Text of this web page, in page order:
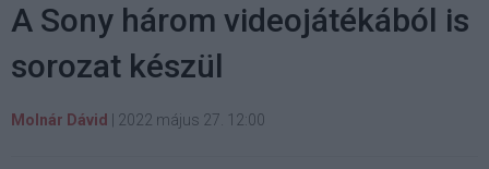
A Sony három videojátékából is
sorozat készül
Molnár Dávid 2022 május 27. 12:00